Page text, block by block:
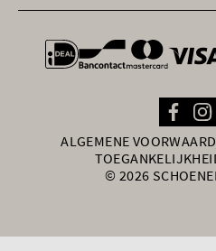
general.paymentOptions
ALGEMENE
© 2026